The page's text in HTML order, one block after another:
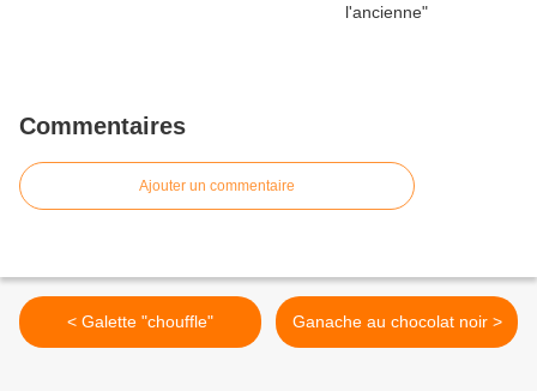
Commentaires
Ajouter un commentaire
< Galette "chouffle" Ganache au chocolat noir >